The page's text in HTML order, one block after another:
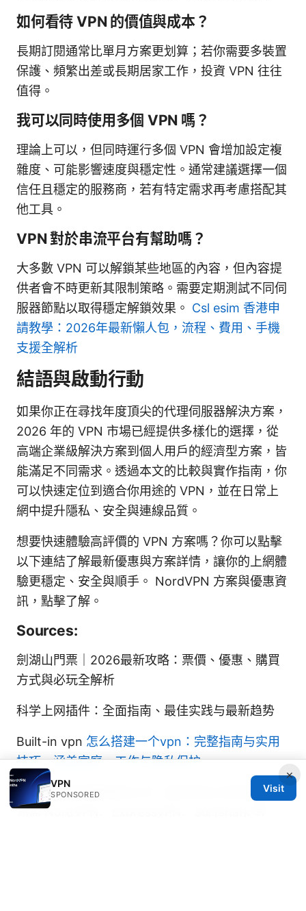
如何看待 VPN 的價值與成本？
長期訂閱通常比單月方案更划算；若你需要多裝置
保護、頻繁出差或長期居家工作，投資 VPN 往往
值得。
我可以同時使用多個 VPN 嗎？
理論上可以，但同時運行多個 VPN 會增加設定複
雜度、可能影響速度與穩定性。通常建議選擇一個
信任且穩定的服務商，若有特定需求再考慮搭配其
他工具。
VPN 對於串流平台有幫助嗎？
大多數 VPN 可以解鎖某些地區的內容，但內容提
供者會不時更新其限制策略。需要定期測試不同伺
服器節點以取得穩定解鎖效果。 Csl esim 香港申
請教學：2026年最新懶人包，流程、費用、手機
支援全解析
結語與啟動行動
如果你正在尋找年度頂尖的代理伺服器解決方案，
2026 年的 VPN 市場已經提供多樣化的選擇，從
高端企業級解決方案到個人用戶的經濟型方案，皆
能滿足不同需求。透過本文的比較與實作指南，你
可以快速定位到適合你用途的 VPN，並在日常上
網中提升隱私、安全與連線品質。
想要快速體驗高評價的 VPN 方案嗎？你可以點擊
以下連結了解最新優惠與方案詳情，讓你的上網體
驗更穩定、安全與順手。 NordVPN 方案與優惠資
訊，點擊了解。
Sources:
劍湖山門票｜2026最新攻略：票價、優惠、購買
方式與必玩全解析
科学上网插件：全面指南、最佳实践与最新趋势
Built-in vpn 怎么搭建一个vpn：完整指南与实用
技巧，涵盖家庭、工作与隐私保护
国内vpn排行最新版2025：最全对比与实用指南，
涵盖 NordVPN、ExpressVPN、Surfshark 等
×
VPN
SPONSORED
Visit